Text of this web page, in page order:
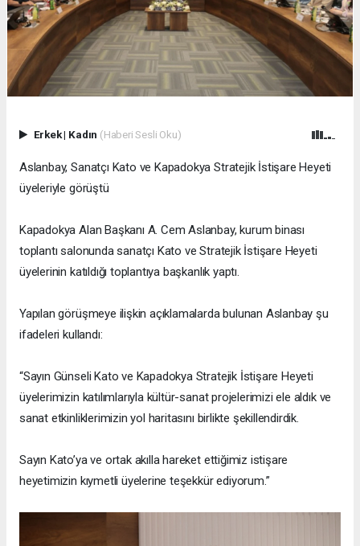
Erkek| Kadın (Haberi Sesli Oku)
Aslanbay, Sanatçı Kato ve Kapadokya Stratejik İstişare Heyeti
üyeleriyle görüştü
Kapadokya Alan Başkanı A. Cem Aslanbay, kurum binası
toplantı salonunda sanatçı Kato ve Stratejik İstişare Heyeti
üyelerinin katıldığı toplantıya başkanlık yaptı.
Yapılan görüşmeye ilişkin açıklamalarda bulunan Aslanbay şu
ifadeleri kullandı:
“Sayın Günseli Kato ve Kapadokya Stratejik İstişare Heyeti
üyelerimizin katılımlarıyla kültür-sanat projelerimizi ele aldık ve
sanat etkinliklerimizin yol haritasını birlikte şekillendirdik.
Sayın Kato’ya ve ortak akılla hareket ettiğimiz istişare
heyetimizin kıymetli üyelerine teşekkür ediyorum.”